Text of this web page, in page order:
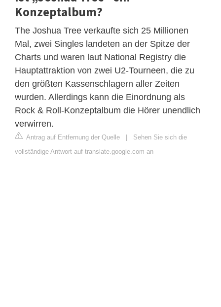
Konzeptalbum?
The Joshua Tree verkaufte sich 25 Millionen
Mal, zwei Singles landeten an der Spitze der
Charts und waren laut National Registry die
Hauptattraktion von zwei U2-Tourneen, die zu
den größten Kassenschlagern aller Zeiten
wurden. Allerdings kann die Einordnung als
Rock & Roll-Konzeptalbum die Hörer unendlich
verwirren.
Antrag auf Entfernung der Quelle | Sehen Sie sich die
vollständige Antwort auf translate.google.com an